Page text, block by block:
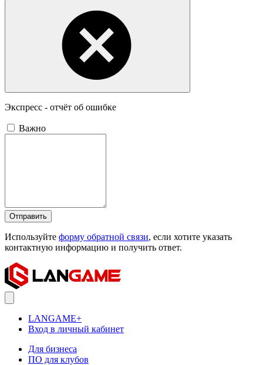
Экспресс - отчёт об ошибке
Важно
Отправить
Используйте форму обратной связи, если хотите указать
контактную информацию и получить ответ.
LANGAME+
Вход в личный кабинет
Для бизнеса
ПО для клубов